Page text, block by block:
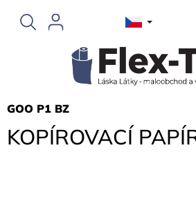
obsah
KOPÍROVACÍ
GOO P1 BZ